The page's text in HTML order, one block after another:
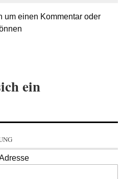
um einen Kommentar oder
ein